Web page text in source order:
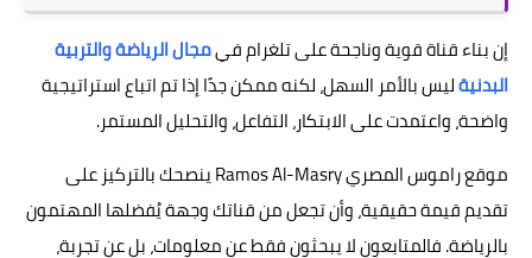
إن بناء قناة قوية وناجحة على تلغرام فيمجال الرياضة والتربية
البدنيةليس بالأمر السهل، لكنه ممكن جدًا إذا تم اتباع استراتيجية
واضحة، واعتمدت على الابتكار، التفاعل، والتحليل المستمر.
موقع راموس المصري Ramos Al-Masry ينصحك بالتركيز على
تقديم قيمة حقيقية، وأن تجعل من قناتك وجهة يُفضلها المهتمون
بالرياضة. فالمتابعون لا يبحثون فقط عن معلومات، بل عن تجربة،